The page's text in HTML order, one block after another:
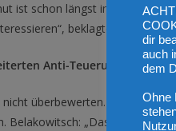
ist schon längst im
beklagte
Anti-Teuerungspolitik
überbewerten. Dazu
Belakowitsch: „Das ist
dir
auch
dem
Ohne